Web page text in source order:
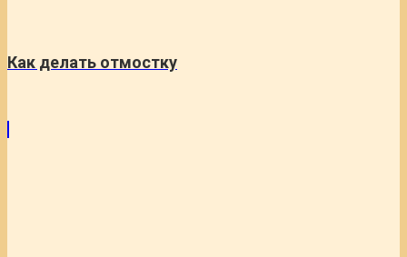
Как делать отмостку